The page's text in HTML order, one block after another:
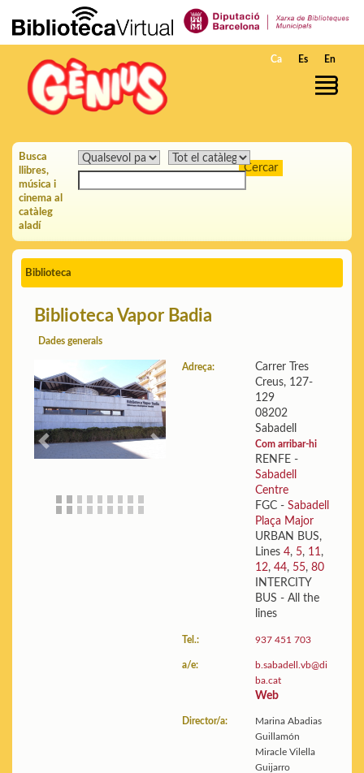
Salta al contingut principal
Ca Es En
Busca
llibres,
música i
cinema al
catàleg
aladí
Biblioteca
Biblioteca Vapor Badia
Dades generals
Previous
Edifici:
Plànols i fotos
Estadístiques:
Mostra les
dades
Adreça:
Carrer Tres
Creus, 127-
129
08202
Sabadell
Com arribar-hi
RENFE -
Sabadell
Centre
FGC - Sabadell
Plaça Major
URBAN BUS,
Lines 4, 5, 11,
12, 44, 55, 80
INTERCITY
BUS - All the
lines
Tel.: 937 451 703
a/e:
b.sabadell.vb@di
ba.cat
Web
Director/a:
Marina Abadias
Guillamón
Miracle Vilella
Guijarro